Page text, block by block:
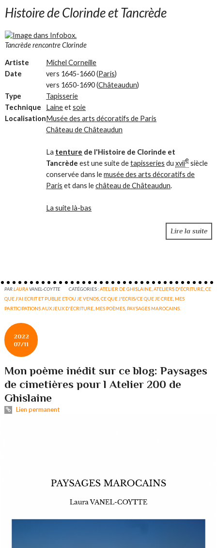
Histoire de Clorinde et Tancrède
Tancrède rencontre Clorinde
Artiste
Michel Corneille
Date
vers 1645-1660 (Paris)
vers 1650-1690 (Châteaudun)
Type
Tapisserie
Technique
Laineetsoie
LocalisationMusée des arts décoratifs de Paris
Château de Châteaudun
La tenture de l'Histoire de Clorinde et
Tancrède est une suite detapisseries duxviiesiècle
conservée dans lemusée des arts décoratifs de
Paris et dans lechâteau de Châteaudun.
La suite là-bas
Lire la suite
PARLAURAVANEL-COYTTE CATÉGORIES :ATELIER DE GHISLAINE ,ATELIERS D'ÉCRITURE ,CE
QUE J'AI ECRIT ET PUBLIE ET/OU JE VENDS ,CE QUE J'ECRIS/CE QUE JE CREE MES
PARTICIPATIONS AUX JEUX D'ÉCRITURE MES POÈMES PAYSAGES MAROCAINS.
2022
07/11
Mon poème inédit sur ce blog: Paysages
de cimetières pour l Atelier 200 de
Ghislaine
Lien permanent